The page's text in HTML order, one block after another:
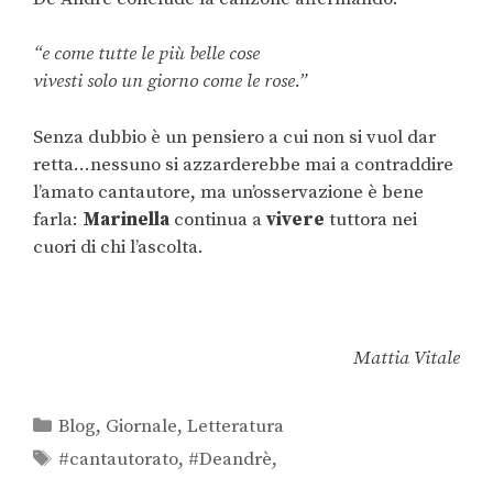
“e come tutte le più belle cose
vivesti solo un giorno come le rose.”
Senza dubbio è un pensiero a cui non si vuol dar
retta…nessuno si azzarderebbe mai a contraddire
l’amato cantautore, ma un’osservazione è bene
farla: Marinella continua avivere tuttora nei
cuori di chi l’ascolta.
Mattia Vitale
Blog, Giornale,Letteratura
#cantautorato, #Deandrè,